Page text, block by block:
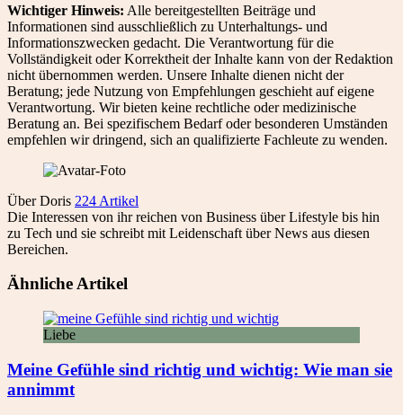
Wichtiger Hinweis: Alle bereitgestellten Beiträge und
Informationen sind ausschließlich zu Unterhaltungs- und
Informationszwecken gedacht. Die Verantwortung für die
Vollständigkeit oder Korrektheit der Inhalte kann von der Redaktion
nicht übernommen werden. Unsere Inhalte dienen nicht der
Beratung; jede Nutzung von Empfehlungen geschieht auf eigene
Verantwortung. Wir bieten keine rechtliche oder medizinische
Beratung an. Bei spezifischem Bedarf oder besonderen Umständen
empfehlen wir dringend, sich an qualifizierte Fachleute zu wenden.
Über Doris 224 Artikel
Die Interessen von ihr reichen von Business über Lifestyle bis hin
zu Tech und sie schreibt mit Leidenschaft über News aus diesen
Bereichen.
Ähnliche Artikel
Liebe
Meine Gefühle sind richtig und wichtig: Wie man sie
annimmt